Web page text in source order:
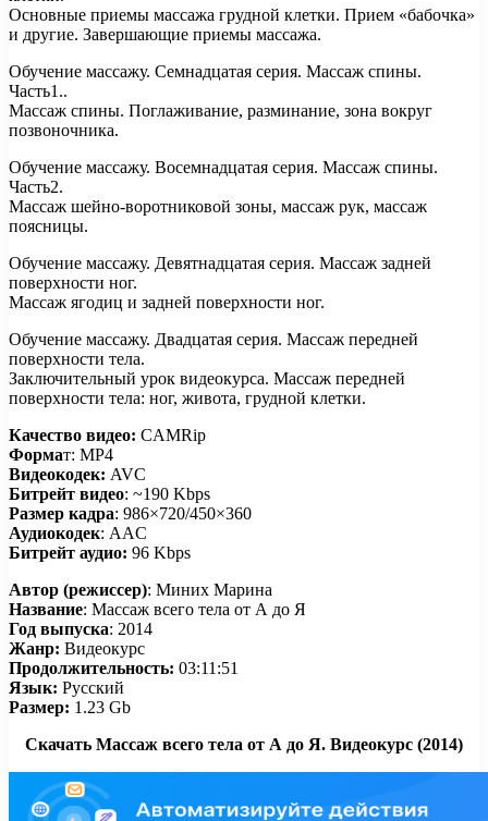
Основные приемы массажа грудной клетки. Прием «бабочка»
и другие. Завершающие приемы массажа.
Обучение массажу. Семнадцатая серия. Массаж спины.
Часть1..
Массаж спины. Поглаживание, разминание, зона вокруг
позвоночника.
Обучение массажу. Восемнадцатая серия. Массаж спины.
Часть2.
Массаж шейно-воротниковой зоны, массаж рук, массаж
поясницы.
Обучение массажу. Девятнадцатая серия. Массаж задней
поверхности ног.
Массаж ягодиц и задней поверхности ног.
Обучение массажу. Двадцатая серия. Массаж передней
поверхности тела.
Заключительный урок видеокурса. Массаж передней
поверхности тела: ног, живота, грудной клетки.
Качество видео: CAMRip
Формат: MP4
Видеокодек: AVC
Битрейт видео: ~190 Kbps
Размер кадра: 986×720/450×360
Аудиокодек: AAC
Битрейт аудио: 96 Kbps
Автор (режиссер): Миних Марина
Название: Массаж всего тела от А до Я
Год выпуска: 2014
Жанр: Видеокурс
Продолжительность: 03:11:51
Язык: Русский
Размер: 1.23 Gb
Скачать Массаж всего тела от А до Я. Видеокурс (2014)